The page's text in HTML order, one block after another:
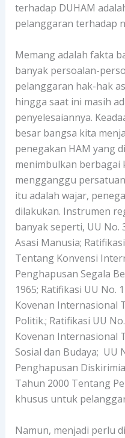
terhadap DUHAM
pelanggaran terhadap
Memang adalah fakta
banyak persoalan-
pelanggaran hak-hak
hingga saat ini masih
penyelesaiannya.
besar bangsa kita
penegakan HAM yang
menimbulkan berbagai
mengganggu
itu adalah wajar,
dilakukan. Instrumen
banyak seperti, UU No.
Asasi Manusia;
Tentang Konvensi
Penghapusan Segala
1965; Ratifikasi UU No.
Kovenan Internasional
Politik.; Ratifikasi UU
Kovenan Internasional
Sosial dan Budaya; UU
Penghapusan
Tahun 2000 Tentang
khusus untuk
Namun, menjadi perlu